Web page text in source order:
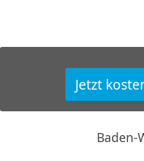
Jetzt
Baden-